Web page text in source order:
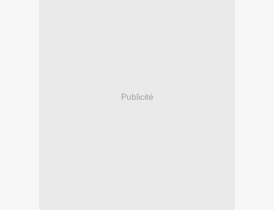
Publicité